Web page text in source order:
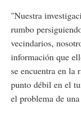
"Nuestra
rumbo
vecindarios,
información que
se encuentra en
punto débil en el
el problema de